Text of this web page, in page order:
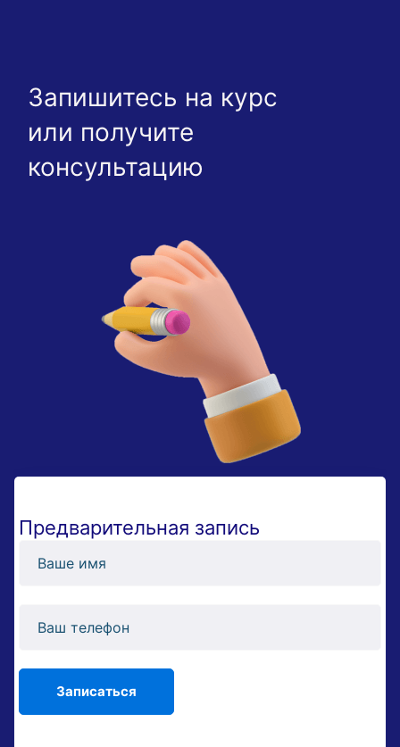
Запишитесь на курс
или получите
консультацию
Предварительная запись